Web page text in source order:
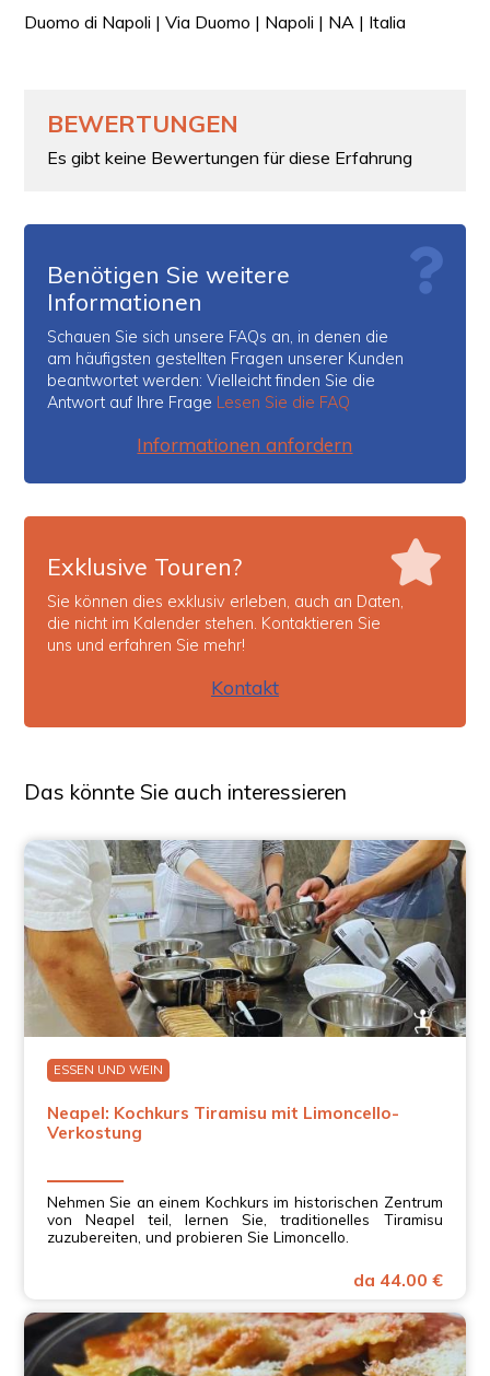
Duomo di Napoli | Via Duomo | Napoli | NA | Italia
BEWERTUNGEN
Es gibt keine Bewertungen für diese Erfahrung
Benötigen Sie weitere
Informationen
Schauen Sie sich unsere FAQs an, in denen die
am häufigsten gestellten Fragen unserer Kunden
beantwortet werden: Vielleicht finden Sie die
Antwort auf Ihre Frage Lesen Sie die FAQ
Informationen anfordern
Exklusive Touren?
Sie können dies exklusiv erleben, auch an Daten,
die nicht im Kalender stehen. Kontaktieren Sie
uns und erfahren Sie mehr!
Kontakt
Das könnte Sie auch interessieren
ESSEN UND WEIN
Neapel: Kochkurs Tiramisu mit Limoncello-
Verkostung
Nehmen Sie an einem Kochkurs im historischen Zentrum
von Neapel teil, lernen Sie, traditionelles Tiramisu
zuzubereiten, und probieren Sie Limoncello.
da 44.00 €